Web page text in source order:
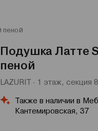
пеной
Подушка Латте
пеной
LAZURIT · 1 этаж, секция
Также в наличии в
Кантемировская, 37